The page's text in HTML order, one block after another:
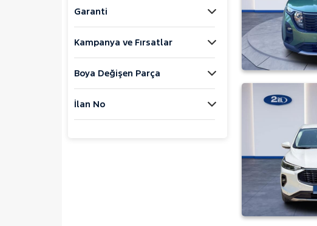
NISSAN
OPEL
PEUGEOT
Garanti
Kampanya ve Fırsatlar
Boya Değişen Parça
İlan No